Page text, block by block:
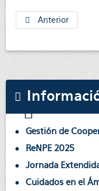
Anterior
Gestión de
ReNPE 2025
Jornada
Cuidados en el